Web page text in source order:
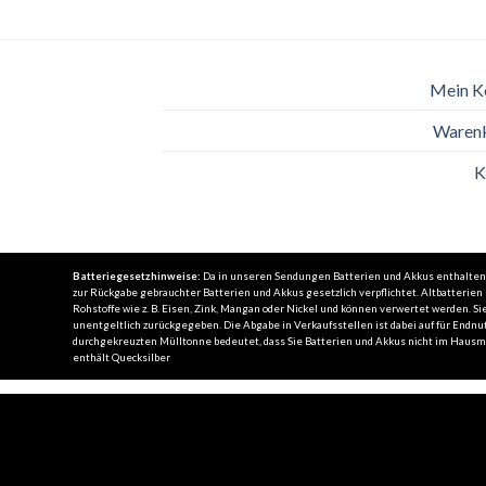
Mein
Batteriegesetzhinweise: Da in unseren Sendungen Batterien und Akkus
zur Rückgabe gebrauchter Batterien und Akkus gesetzlich verpflichtet.
Rohstoffe wie z. B. Eisen, Zink, Mangan oder Nickel und können verwertet
unentgeltlich zurückgegeben. Die Abgabe in Verkaufsstellen ist dabei auf für
durchgekreuzten Mülltonne bedeutet, dass Sie Batterien und Akkus nicht im
enthält Quecksilber